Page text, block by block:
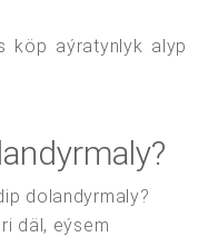
köp aýratynlyk alyp
dolandyrmaly?
däl, eýsem